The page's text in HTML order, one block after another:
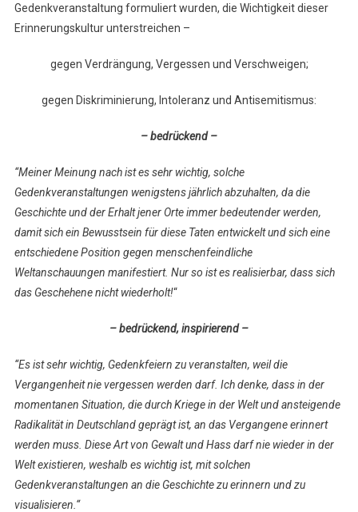
Gedenkveranstaltung formuliert wurden, die Wichtigkeit dieser
Erinnerungskultur unterstreichen –
gegen Verdrängung, Vergessen und Verschweigen;
gegen Diskriminierung, Intoleranz und Antisemitismus:
– bedrückend –
“Meiner Meinung nach ist es sehr wichtig, solche
Gedenkveranstaltungen wenigstens jährlich abzuhalten, da die
Geschichte und der Erhalt jener Orte immer bedeutender werden,
damit sich ein Bewusstsein für diese Taten entwickelt und sich eine
entschiedene Position gegen menschenfeindliche
Weltanschauungen manifestiert. Nur so ist es realisierbar, dass sich
das Geschehene nicht wiederholt!“
– bedrückend, inspirierend –
“Es ist sehr wichtig, Gedenkfeiern zu veranstalten, weil die
Vergangenheit nie vergessen werden darf. Ich denke, dass in der
momentanen Situation, die durch Kriege in der Welt und ansteigende
Radikalität in Deutschland geprägt ist, an das Vergangene erinnert
werden muss. Diese Art von Gewalt und Hass darf nie wieder in der
Welt existieren, weshalb es wichtig ist, mit solchen
Gedenkveranstaltungen an die Geschichte zu erinnern und zu
visualisieren.“